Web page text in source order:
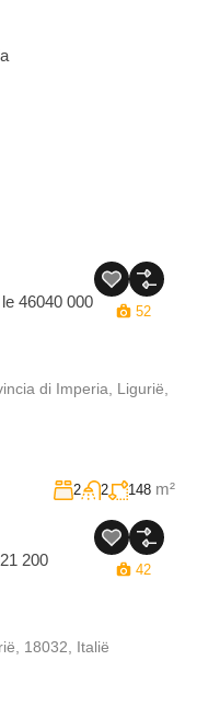
52
di Imperia, Ligurië,
2 2 148 m²
42
18032, Italië